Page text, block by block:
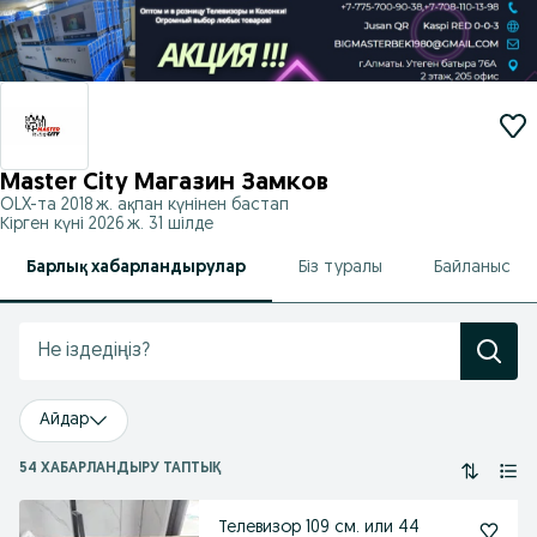
Master City Магазин Замков
OLX-та 2018 ж. ақпан күнінен бастап
Кірген күні 2026 ж. 31 шілде
Барлық хабарландырулар Біз туралы Байланыс
Айдар
54 ХАБАРЛАНДЫРУ ТАПТЫҚ
Телевизор 109 см. или 44